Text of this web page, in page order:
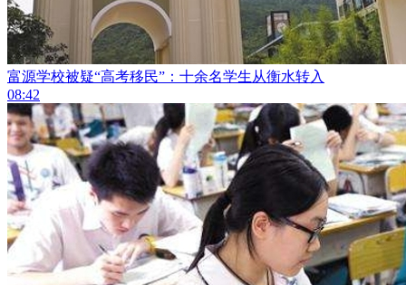
富源学校被疑“高考移民”：十余名学生从衡水转入
08:42